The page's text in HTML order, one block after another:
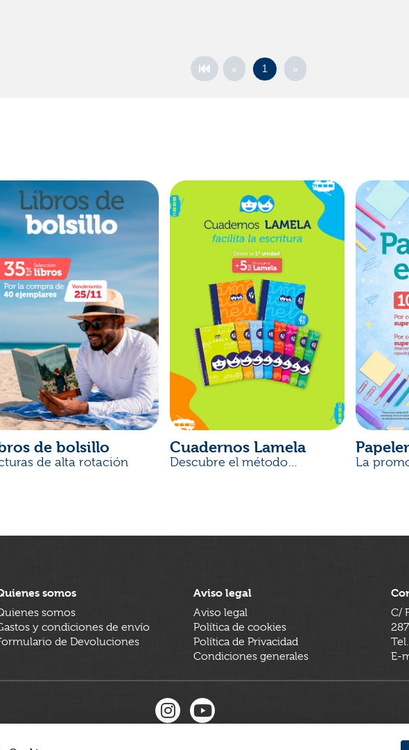
« 1 »
de bolsillo
de alta rotación
Cuadernos Lamela
Descubre el método
La
somos
somos
y condiciones de envío
de Devoluciones
Aviso legal
Aviso legal
Política de cookies
Política de Privacidad
Condiciones generales
C/
E-